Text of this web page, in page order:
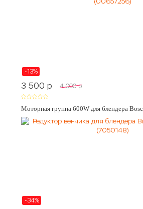
-13%
3 500 p 4 000 p
Моторная группа 600W для блендера
-34%